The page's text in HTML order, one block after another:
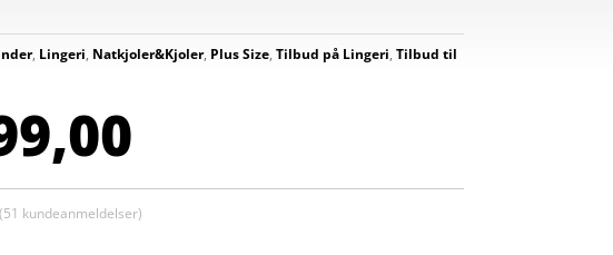
, Lingeri, Natkjoler&Kjoler, Plus Size,Tilbud på Lingeri,Tilbud til
(51 kundeanmeldelser)